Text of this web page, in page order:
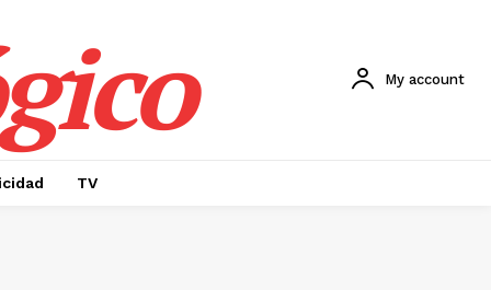
My account
TV